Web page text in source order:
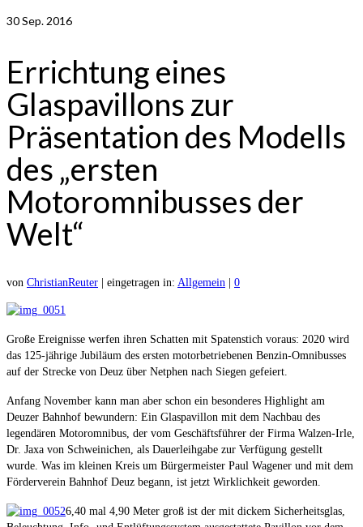
30Sep. 2016
Errichtung eines
Glaspavillons zur
Präsentation des Modells
des „ersten
Motoromnibusses der
Welt“
von ChristianReuter eingetragen in: Allgemein 0
Große Ereignisse werfen ihren Schatten mit Spatenstich voraus: 2020 wird
das 125-jährige Jubiläum des ersten motorbetriebenen Benzin-Omnibusses
auf der Strecke von Deuz über Netphen nach Siegen gefeiert.
Anfang November kann man aber schon ein besonderes Highlight am
Deuzer Bahnhof bewundern: Ein Glaspavillon mit dem Nachbau des
legendären Motoromnibus, der vom Geschäftsführer der Firma Walzen-Irle,
Dr. Jaxa von Schweinichen, als Dauerleihgabe zur Verfügung gestellt
wurde. Was im kleinen Kreis um Bürgermeister Paul Wagener und mit dem
Förderverein Bahnhof Deuz begann, ist jetzt Wirklichkeit geworden.
6,40 mal 4,90 Meter groß ist der mit dickem Sicherheitsglas,